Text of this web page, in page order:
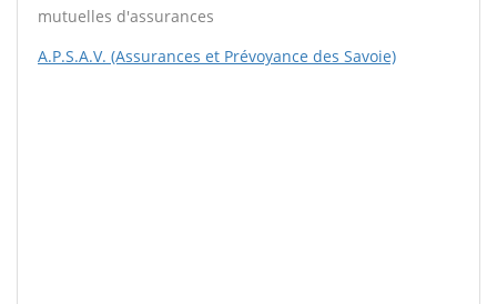
mutuelles d'assurances
A.P.S.A.V. (Assurances et Prévoyance des Savoie)